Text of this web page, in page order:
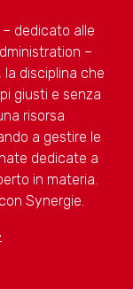
dedicato alle
–
disciplina che
giusti e senza
risorsa
a gestire le
dedicate a
in materia.
Synergie.